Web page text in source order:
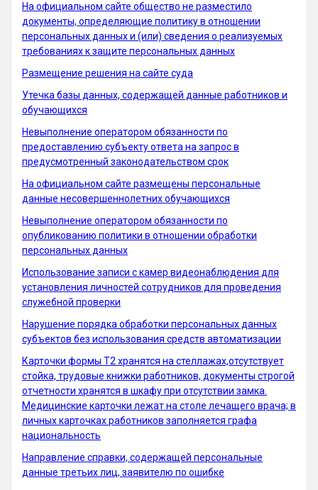
На официальном сайте общество не разместило
документы, определяющие политику в отношении
персональных данных и (или) сведения о реализуемых
требованиях к защите персональных данных
Размещение решения на сайте суда
Утечка базы данных, содержащей данные работников и
обучающихся
Невыполнение оператором обязанности по
предоставлению субъекту ответа на запрос в
предусмотренный законодательством срок
На официальном сайте размещены персональные
данные несовершеннолетних обучающихся
Невыполнение оператором обязанности по
опубликованию политики в отношении обработки
персональных данных
Использование записи с камер видеонаблюдения для
установления личностей сотрудников для проведения
служебной проверки
Нарушение порядка обработки персональных данных
субъектов без использования средств автоматизации
Карточки формы Т2 хранятся на стеллажах,отсутствует
стойка, трудовые книжки работников, документы строгой
отчетности хранятся в шкафу при отсутствии замка.
Медицинские карточки лежат на столе лечащего врача; в
личных карточках работников заполняется графа
национальность
Направление справки, содержащей персональные
данные третьих лиц, заявителю по ошибке